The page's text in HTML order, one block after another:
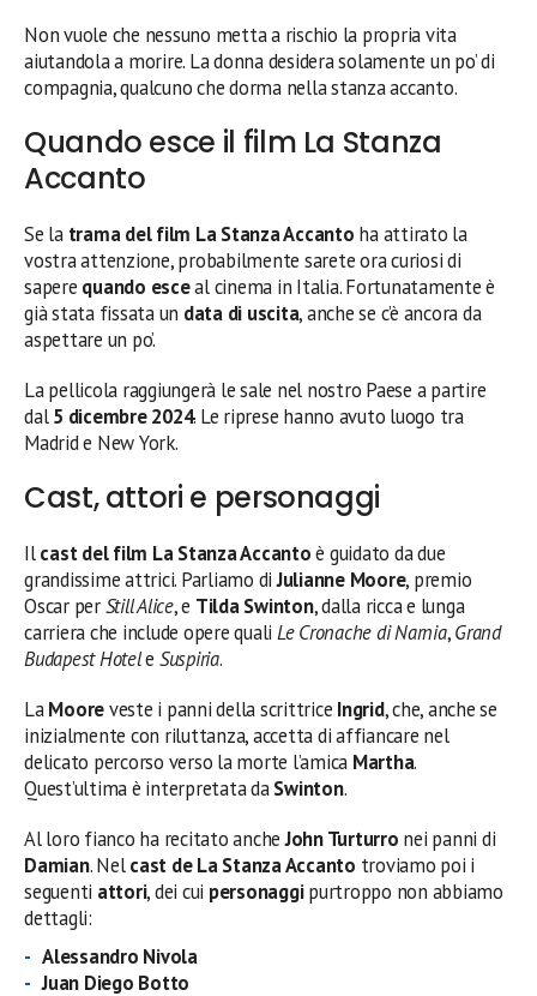
Non vuole che nessuno metta a rischio la propria vita
aiutandola a morire. La donna desidera solamente un po’ di
compagnia, qualcuno che dorma nella stanza accanto.
Quando esce il film La Stanza
Accanto
Se la trama del film La Stanza Accanto ha attirato la
vostra attenzione, probabilmente sarete ora curiosi di
sapere quando esceal cinema in Italia. Fortunatamente è
già stata fissata un data di uscita, anche se c’è ancora da
aspettare un po’.
La pellicola raggiungerà le sale nel nostro Paese a partire
dal5 dicembre 2024. Le riprese hanno avuto luogo tra
Madrid e New York.
Cast, attori e personaggi
Ilcast del film La Stanza Accantoè guidato da due
grandissime attrici. Parliamo diJulianne Moore, premio
Oscar perStill Alice, e Tilda Swinton, dalla ricca e lunga
carriera che include opere quali Le Cronache di Narnia,Grand
Budapest Hotele Suspiria.
LaMooreveste i panni della scrittrice Ingrid, che, anche se
inizialmente con riluttanza, accetta di affiancare nel
delicato percorso verso la morte l’amica Martha.
Quest’ultima è interpretata daSwinton.
Al loro fianco ha recitato ancheJohn Turturro nei panni di
Damian. Nelcast de La Stanza Accanto troviamo poi i
seguenti attori, dei cui personaggipurtroppo non abbiamo
dettagli:
Alessandro Nivola
Juan Diego Botto